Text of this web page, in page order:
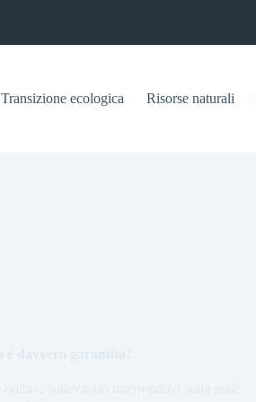
Transizione ecologica Risorse naturali